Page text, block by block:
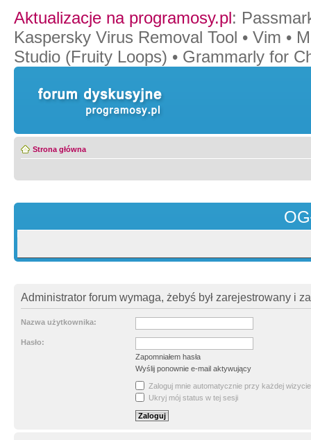
Aktualizacje na programosy.pl:
Kaspersky Virus Removal Tool • Vim •
Studio (Fruity Loops) • Grammarly for
Strona główna
Administrator forum wymaga, żebyś był zarejestrowany i
Nazwa użytkownika:
Hasło:
Zapomniałem hasła
Wyślij ponownie e-mail aktywujący
Zaloguj mnie automatycznie przy każdej wizycie
Ukryj mój status w tej sesji